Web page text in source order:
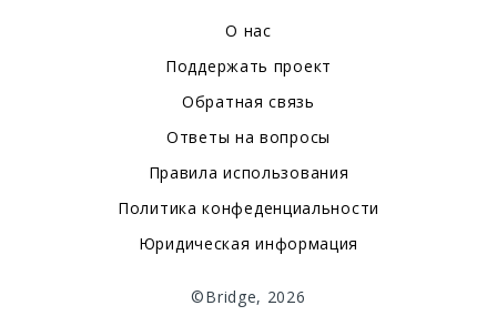
О нас
Поддержать проект
Обратная связь
Ответы на вопросы
Правила использования
Политика конфеденциальности
Юридическая информация
©Bridge, 2026